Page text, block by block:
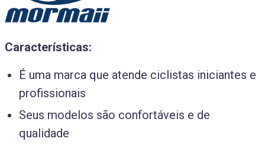
Características:
É uma marca que atende ciclistas iniciantes e
profissionais
Seus modelos são confortáveis e de
qualidade